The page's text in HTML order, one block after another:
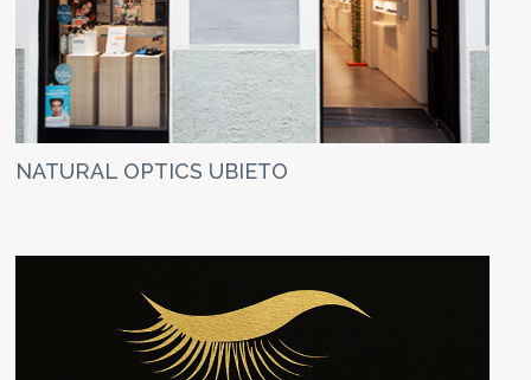
NATURAL OPTICS UBIETO